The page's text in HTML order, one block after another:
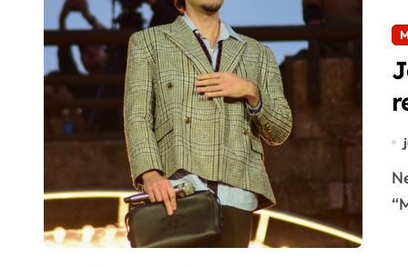
Neste domingo (26), Jão lançou seu novo álbum